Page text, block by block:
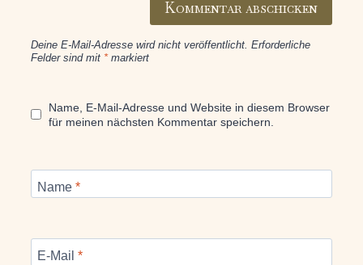
Deine E-Mail-Adresse wird nicht veröffentlicht. Erforderliche
Felder sind mit *markiert
Name *
E-Mail *
Name, E-Mail-Adresse und Website in diesem Browser
für meinen nächsten Kommentar speichern.